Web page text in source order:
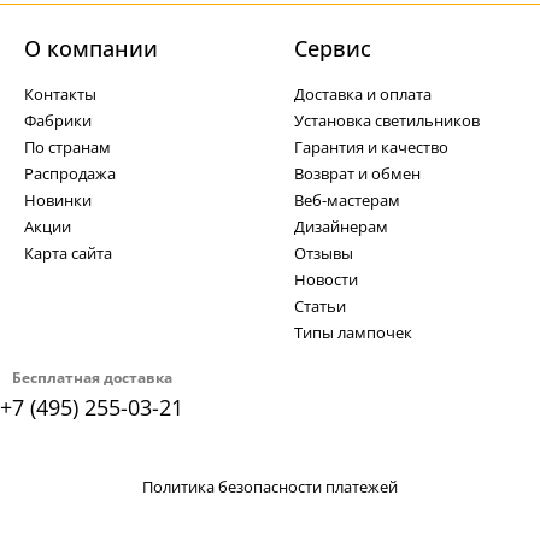
Бесплатная доставка
+7 (495) 255-03-21
О компании
Контакты
Фабрики
По странам
Распродажа
Новинки
Акции
Карта сайта
Cервис
Доставка и оплата
Установка светильников
Гарантия и качество
Возврат и обмен
Веб-мастерам
Дизайнерам
Отзывы
Новости
Статьи
Типы лампочек
Политика безопасности платежей